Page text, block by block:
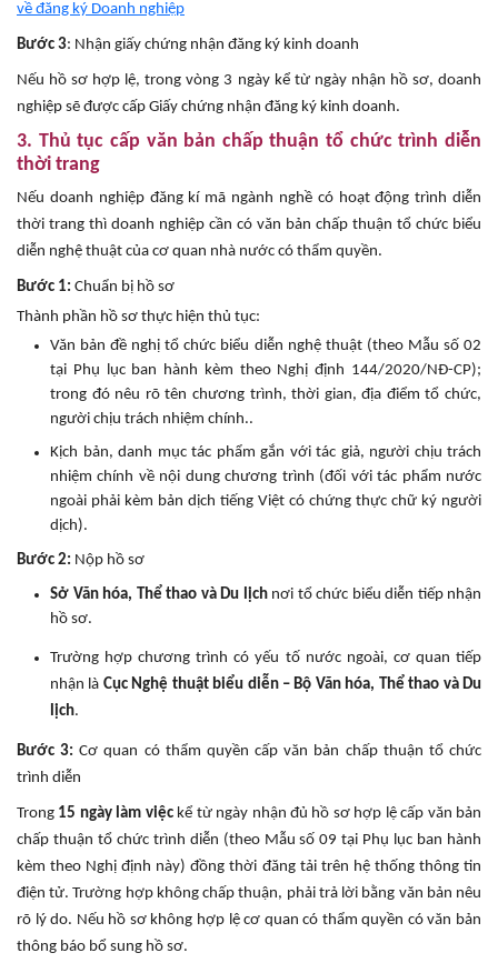
về đăng ký Doanh nghiệp
Bước 3: Nhận giấy chứng nhận đăng ký kinh doanh
Nếu hồ sơ hợp lệ, trong vòng 3 ngày kể từ ngày nhận hồ sơ, doanh
nghiệp sẽ được cấp Giấy chứng nhận đăng ký kinh doanh.
3. Thủ tục cấp văn bản chấp thuận tổ chức trình diễn
thời trang
Nếu doanh nghiệp đăng kí mã ngành nghề có hoạt động trình diễn
thời trang thì doanh nghiệp cần có văn bản chấp thuận tổ chức biểu
diễn nghệ thuật của cơ quan nhà nước có thẩm quyền.
Bước 1: Chuẩn bị hồ sơ
Thành phần hồ sơ thực hiện thủ tục:
Văn bản đề nghị tổ chức biểu diễn nghệ thuật (theo Mẫu số 02
tại Phụ lục ban hành kèm theo Nghị định 144/2020/NĐ-CP);
trong đó nêu rõ tên chương trình, thời gian, địa điểm tổ chức,
người chịu trách nhiệm chính..
Kịch bản, danh mục tác phẩm gắn với tác giả, người chịu trách
nhiệm chính về nội dung chương trình (đối với tác phẩm nước
ngoài phải kèm bản dịch tiếng Việt có chứng thực chữ ký người
dịch).
Bước 2: Nộp hồ sơ
Sở Văn hóa, Thể thao và Du lịchnơi tổ chức biểu diễn tiếp nhận
hồ sơ.
Trường hợp chương trình có yếu tố nước ngoài, cơ quan tiếp
nhận là Cục Nghệ thuật biểu diễn – Bộ Văn hóa, Thể thao và Du
lịch.
Bước 3: Cơ quan có thẩm quyền cấp văn bản chấp thuận tổ chức
trình diễn
Trong 15 ngày làm việckể từ ngày nhận đủ hồ sơ hợp lệ cấp văn bản
chấp thuận tổ chức trình diễn (theo Mẫu số 09 tại Phụ lục ban hành
kèm theo Nghị định này) đồng thời đăng tải trên hệ thống thông tin
điện tử. Trường hợp không chấp thuận, phải trả lời bằng văn bản nêu
rõ lý do. Nếu hồ sơ không hợp lệ cơ quan có thẩm quyền có văn bản
thông báo bổ sung hồ sơ.